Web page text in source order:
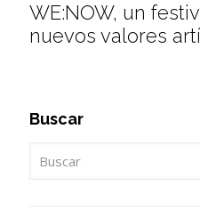
WE:NOW, un
nuevos valores
Buscar